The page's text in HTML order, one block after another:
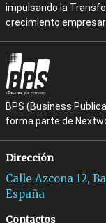
impulsando la
crecimiento
BPS (Business
forma parte de
Dirección
Calle Azcona 12,
España
Contactos